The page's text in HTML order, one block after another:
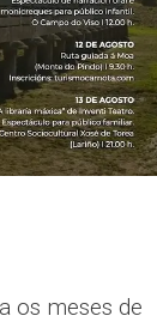
os meses de